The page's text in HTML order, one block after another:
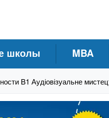
школы MBA
B1 Аудіовізуальне